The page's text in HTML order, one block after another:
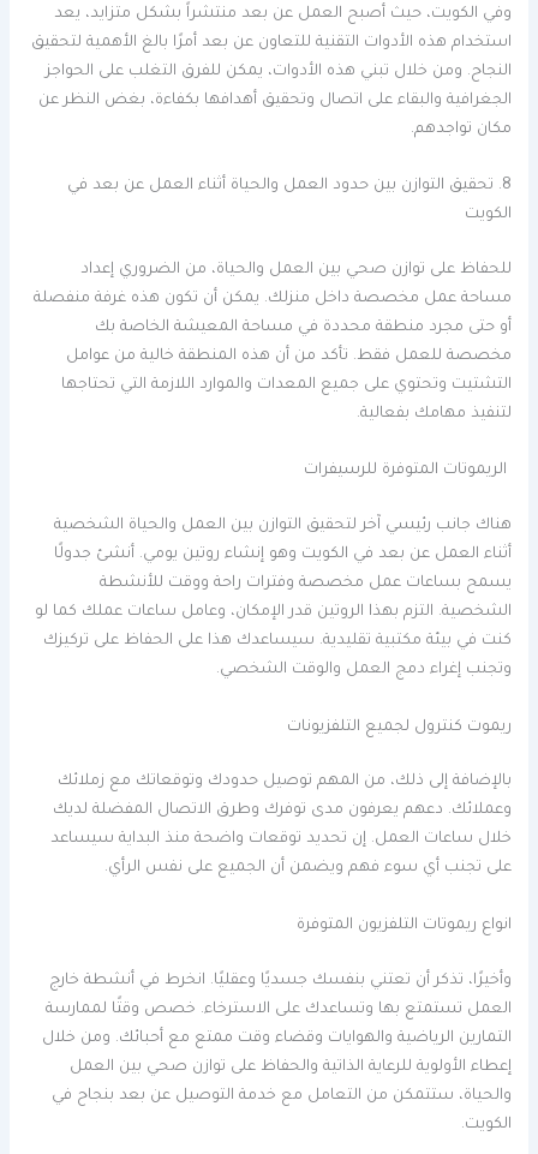
وفي الكويت، حيث أصبح العمل عن بعد منتشراً بشكل متزايد، يعد
استخدام هذه الأدوات التقنية للتعاون عن بعد أمرًا بالغ الأهمية لتحقيق
النجاح. ومن خلال تبني هذه الأدوات، يمكن للفرق التغلب على الحواجز
الجغرافية والبقاء على اتصال وتحقيق أهدافها بكفاءة، بغض النظر عن
مكان تواجدهم.
8. تحقيق التوازن بين حدود العمل والحياة أثناء العمل عن بعد في
الكويت
للحفاظ على توازن صحي بين العمل والحياة، من الضروري إعداد
مساحة عمل مخصصة داخل منزلك. يمكن أن تكون هذه غرفة منفصلة
أو حتى مجرد منطقة محددة في مساحة المعيشة الخاصة بك
مخصصة للعمل فقط. تأكد من أن هذه المنطقة خالية من عوامل
التشتيت وتحتوي على جميع المعدات والموارد اللازمة التي تحتاجها
لتنفيذ مهامك بفعالية.
الريموتات المتوفرة للرسيفرات
هناك جانب رئيسي آخر لتحقيق التوازن بين العمل والحياة الشخصية
أثناء العمل عن بعد في الكويت وهو إنشاء روتين يومي. أنشئ جدولًا
يسمح بساعات عمل مخصصة وفترات راحة ووقت للأنشطة
الشخصية. التزم بهذا الروتين قدر الإمكان، وعامل ساعات عملك كما لو
كنت في بيئة مكتبية تقليدية. سيساعدك هذا على الحفاظ على تركيزك
وتجنب إغراء دمج العمل والوقت الشخصي.
ريموت كنترول لجميع التلفزيونات
بالإضافة إلى ذلك، من المهم توصيل حدودك وتوقعاتك مع زملائك
وعملائك. دعهم يعرفون مدى توفرك وطرق الاتصال المفضلة لديك
خلال ساعات العمل. إن تحديد توقعات واضحة منذ البداية سيساعد
على تجنب أي سوء فهم ويضمن أن الجميع على نفس الرأي.
انواع ريموتات التلفزيون المتوفرة
وأخيرًا، تذكر أن تعتني بنفسك جسديًا وعقليًا. انخرط في أنشطة خارج
العمل تستمتع بها وتساعدك على الاسترخاء. خصص وقتًا لممارسة
التمارين الرياضية والهوايات وقضاء وقت ممتع مع أحبائك. ومن خلال
إعطاء الأولوية للرعاية الذاتية والحفاظ على توازن صحي بين العمل
والحياة، ستتمكن من التعامل مع خدمة التوصيل عن بعد بنجاح في
الكويت.